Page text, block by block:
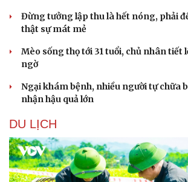
Đừng tưởng lập thu là hết nóng, phải
thật sự mát mẻ
Mèo sống thọ tới 31 tuổi, chủ nhân tiết
ngờ
Ngại khám bệnh, nhiều người tự chữa
nhận hậu quả lớn
DU LỊCH